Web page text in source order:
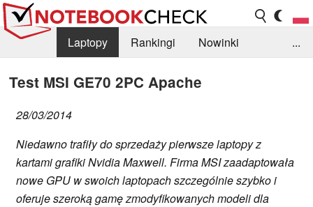
Laptopy Rankingi
Nowinki
...
Test MSI GE70 2PC Apache
28/03/2014
Niedawno trafiły do sprzedaży pierwsze laptopy z
kartami grafiki Nvidia Maxwell. Firma MSI zaadaptowała
nowe GPU w swoich laptopach szczególnie szybko i
oferuje szeroką gamę zmodyfikowanych modeli dla